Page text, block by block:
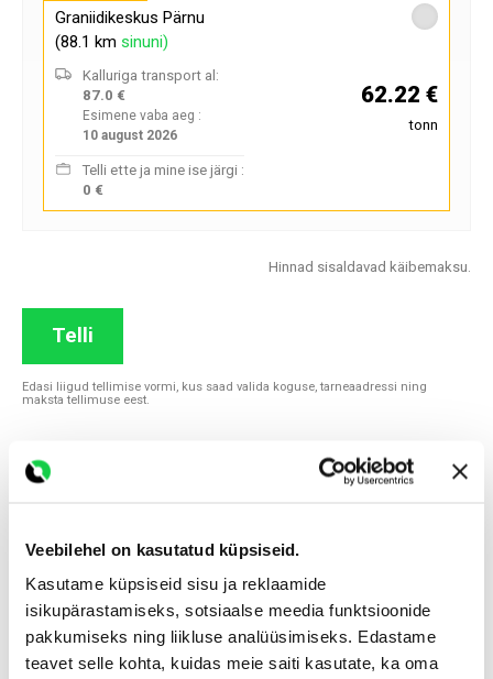
Veebilehel on kasutatud küpsiseid.
Kasutame küpsiseid sisu ja reklaamide
isikupärastamiseks, sotsiaalse meedia funktsioonide
pakkumiseks ning liikluse analüüsimiseks. Edastame
teavet selle kohta, kuidas meie saiti kasutate, ka oma
Graniidikeskus Pärnu
(88.1 km sinuni)
Kalluriga transport al:
87.0 €
Esimene vaba aeg :
10 august 2026
Telli ette ja mine ise järgi :
0 €
62.22 €
tonn
Hinnad sisaldavad käibemaksu.
Telli
Edasi liigud tellimise vormi, kus saad valida koguse, tarneaadressi ning
maksta tellimuse eest.
Kirjeldus
Graniitkillustiku kasutamine
Graniitkillustik fraktsiooniga 0-4 mm on toodetud
graniidi mehaanilise purustamise teel.